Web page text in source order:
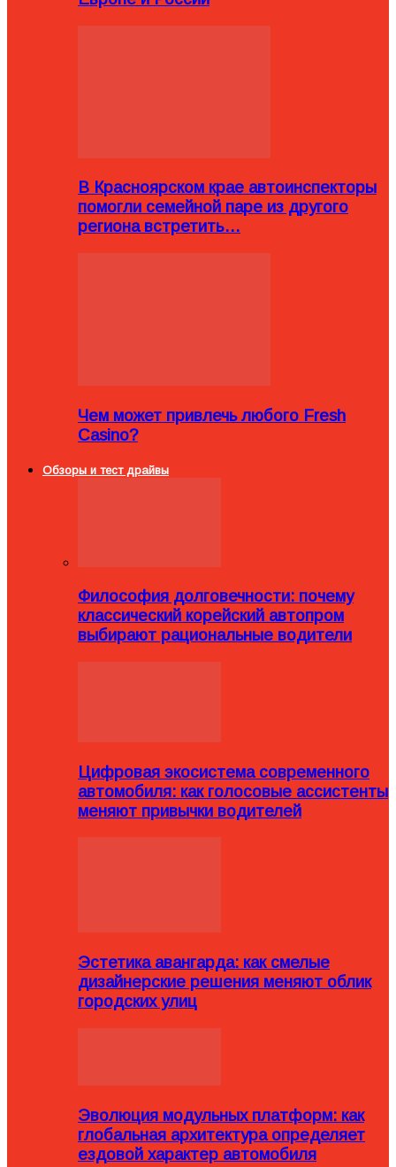
В Красноярском крае автоинспекторы
помогли семейной паре из другого
региона встретить…
Чем может привлечь любого Fresh
Casino?
Обзоры и тест драйвы
Философия долговечности: почему
классический корейский автопром
выбирают рациональные водители
Цифровая экосистема современного
автомобиля: как голосовые ассистенты
меняют привычки водителей
Эстетика авангарда: как смелые
дизайнерские решения меняют облик
городских улиц
Эволюция модульных платформ: как
глобальная архитектура определяет
ездовой характер автомобиля